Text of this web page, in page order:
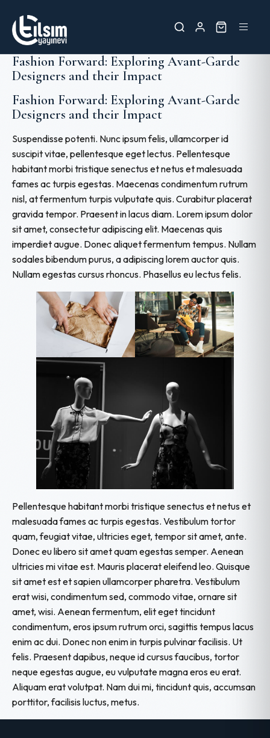
Fashion Forward: Exploring Avant-Garde
Designers and their Impact
Fashion Forward: Exploring Avant-Garde
Designers and their Impact
Suspendisse potenti. Nunc ipsum felis, ullamcorper id
suscipit vitae, pellentesque eget lectus. Pellentesque
habitant morbi tristique senectus et netus et malesuada
fames ac turpis egestas. Maecenas condimentum rutrum
nisl, at fermentum turpis vulputate quis. Curabitur placerat
gravida tempor. Praesent in lacus diam. Lorem ipsum dolor
sit amet, consectetur adipiscing elit. Maecenas quis
imperdiet augue. Donec aliquet fermentum tempus. Nullam
sodales bibendum purus, a adipiscing lorem auctor quis.
Nullam egestas cursus rhoncus. Phasellus eu lectus felis.
Pellentesque habitant morbi tristique senectus et netus et
malesuada fames ac turpis egestas. Vestibulum tortor
quam, feugiat vitae, ultricies eget, tempor sit amet, ante.
Donec eu libero sit amet quam egestas semper. Aenean
ultricies mi vitae est. Mauris placerat eleifend leo. Quisque
sit amet est et sapien ullamcorper pharetra. Vestibulum
erat wisi, condimentum sed, commodo vitae, ornare sit
amet, wisi. Aenean fermentum, elit eget tincidunt
condimentum, eros ipsum rutrum orci, sagittis tempus lacus
enim ac dui. Donec non enim in turpis pulvinar facilisis. Ut
felis. Praesent dapibus, neque id cursus faucibus, tortor
neque egestas augue, eu vulputate magna eros eu erat.
Aliquam erat volutpat. Nam dui mi, tincidunt quis, accumsan
porttitor, facilisis luctus, metus.